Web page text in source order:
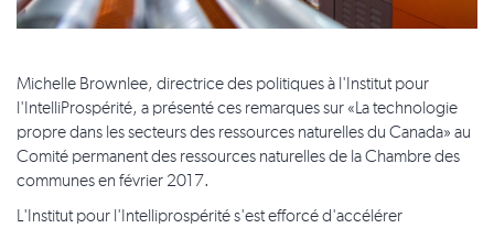
Michelle Brownlee, directrice des politiques à l'Institut pour
l'IntelliProspérité, a présenté ces remarques sur «La technologie
propre dans les secteurs des ressources naturelles du Canada» au
Comité permanent des ressources naturelles de la Chambre des
communes en février 2017.
L'Institut pour l'Intelliprospérité s'est efforcé d'accélérer